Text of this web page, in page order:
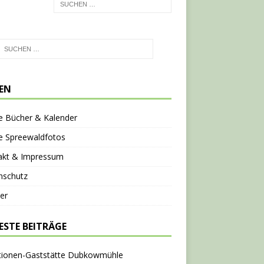
Bücher & Kalender
Spreewaldfotos
& Impressum
BEITRÄGE
Gaststätte Dubkowmühle